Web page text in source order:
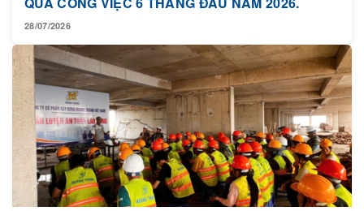
28/07/2026
TẬP HUẤN AN TOÀN LAO ĐỘNG TẠI CÔNG TRÌNH